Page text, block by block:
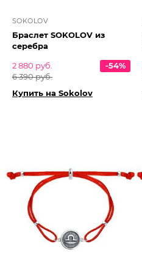
SOKOLOV
Браслет SOKOLOV из
серебра
2 880 руб.
6 390 руб.
-54%
Купить на Sokolov